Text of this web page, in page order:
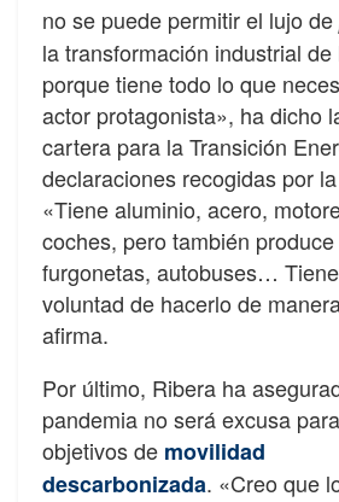
no se puede permitir el lujo de
la transformación industrial
porque tiene todo lo que
actor protagonista», ha dicho
cartera para la Transición
declaraciones recogidas por
«Tiene aluminio, acero,
coches, pero también
furgonetas, autobuses…
voluntad de hacerlo de
afirma.
Por último, Ribera ha
pandemia no será excusa
objetivos de movilidad
descarbonizada. «Creo que